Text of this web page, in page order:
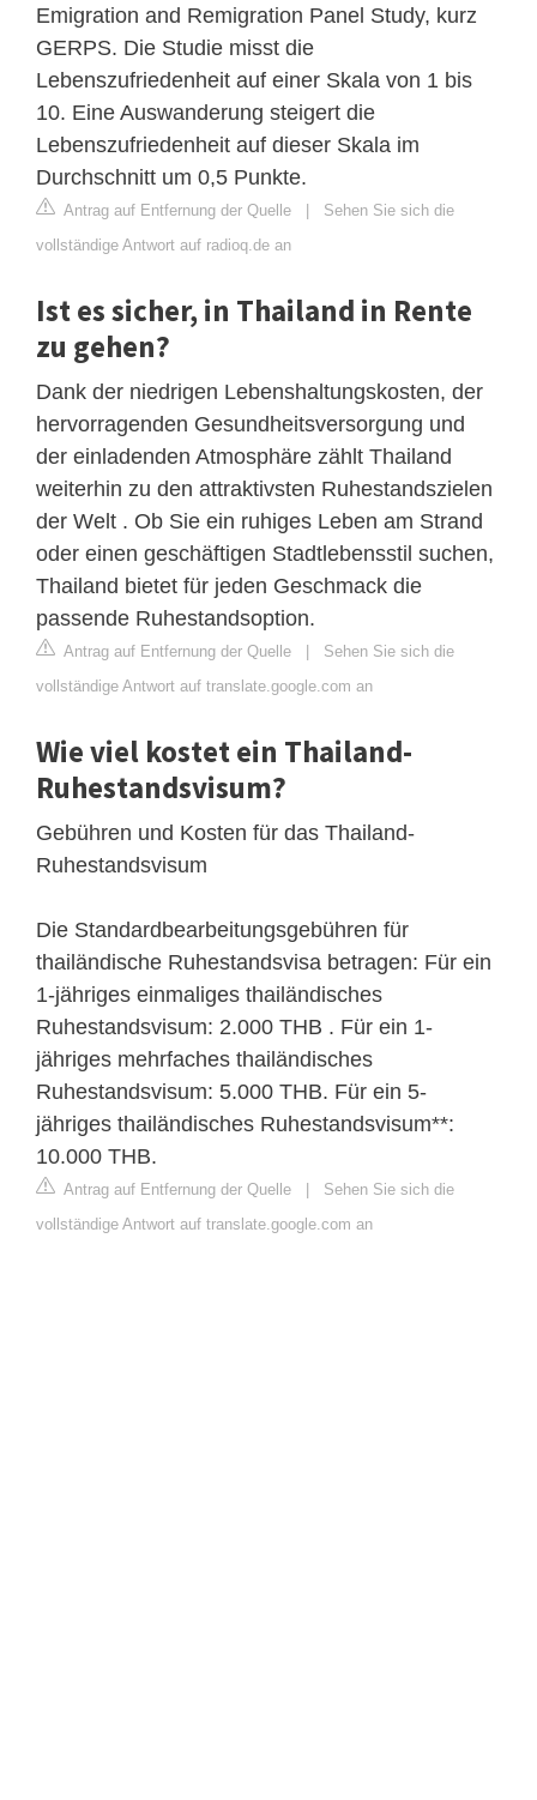
Emigration and Remigration Panel Study, kurz
GERPS. Die Studie misst die
Lebenszufriedenheit auf einer Skala von 1 bis
10. Eine Auswanderung steigert die
Lebenszufriedenheit auf dieser Skala im
Durchschnitt um 0,5 Punkte.
Antrag auf Entfernung der Quelle | Sehen Sie sich die
vollständige Antwort auf radioq.de an
Ist es sicher, in Thailand in Rente
zu gehen?
Dank der niedrigen Lebenshaltungskosten, der
hervorragenden Gesundheitsversorgung und
der einladenden Atmosphäre zählt Thailand
weiterhin zu den attraktivsten Ruhestandszielen
der Welt . Ob Sie ein ruhiges Leben am Strand
oder einen geschäftigen Stadtlebensstil suchen,
Thailand bietet für jeden Geschmack die
passende Ruhestandsoption.
Antrag auf Entfernung der Quelle | Sehen Sie sich die
vollständige Antwort auf translate.google.com an
Wie viel kostet ein Thailand-
Ruhestandsvisum?
Gebühren und Kosten für das Thailand-
Ruhestandsvisum
Die Standardbearbeitungsgebühren für
thailändische Ruhestandsvisa betragen: Für ein
1-jähriges einmaliges thailändisches
Ruhestandsvisum: 2.000 THB . Für ein 1-
jähriges mehrfaches thailändisches
Ruhestandsvisum: 5.000 THB. Für ein 5-
jähriges thailändisches Ruhestandsvisum**:
10.000 THB.
Antrag auf Entfernung der Quelle | Sehen Sie sich die
vollständige Antwort auf translate.google.com an